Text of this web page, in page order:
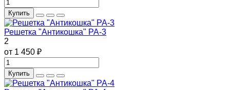
Купить
Решетка "Антикошка" РА-3
2
от 1 450 ₽
Купить